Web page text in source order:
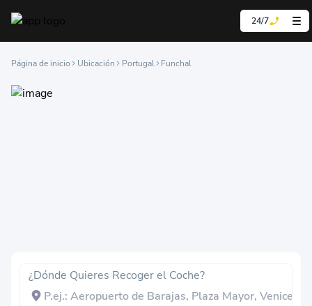
24/7
Página de inicio Ubicación Portugal Funchal
¿Dónde Quieres Recoger el Coche?